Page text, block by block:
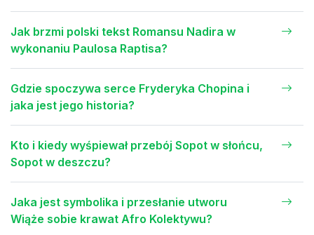
Jak brzmi polski tekst Romansu Nadira w
wykonaniu Paulosa Raptisa?
Gdzie spoczywa serce Fryderyka Chopina i
jaka jest jego historia?
Kto i kiedy wyśpiewał przebój Sopot w słońcu,
Sopot w deszczu?
Jaka jest symbolika i przesłanie utworu
Wiąże sobie krawat Afro Kolektywu?